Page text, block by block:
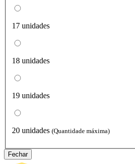
17 unidades
18 unidades
19 unidades
20 unidades (Quantidade máxima)
Fechar